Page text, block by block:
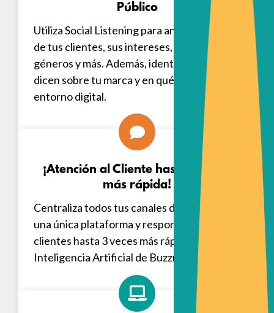
Público
Utiliza Social Listening para analizar el perfil
de tus clientes, sus intereses, ubicaciones,
géneros y más. Además, identifica qué
dicen sobre tu marca y en qué canales del
entorno digital.
¡Atención al Cliente hasta 3 veces
más rápida!
Centraliza todos tus canales de atención en
una única plataforma y responde a tus
clientes hasta 3 veces más rápido con la
Inteligencia Artificial de Buzzmonitor.